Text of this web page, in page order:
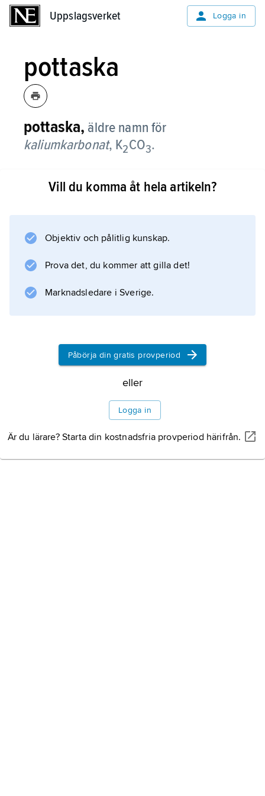
Uppslagsverket Logga in
pottaska
pottaska, äldre namn för
kaliumkarbonat, K2CO3.
kalium
Information om artikeln
Vill du komma åt hela artikeln?
Objektiv och pålitlig kunskap.
Prova det, du kommer att gilla det!
Marknadsledare i Sverige.
Påbörja din gratis provperiod
eller
Logga in
Är du lärare? Starta din kostnadsfria provperiod härifrån.